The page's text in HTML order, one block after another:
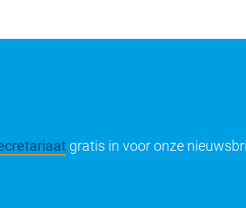
gratis in voor onze